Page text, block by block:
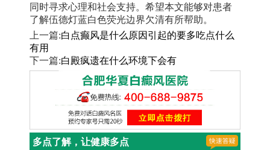
同时寻求心理和社会支持。希望本文能够对患者
了解伍德灯蓝白色荧光边界欠清有所帮助。
上一篇:白点癫风是什么原因引起的要多吃点什么
有用
下一篇:白殿疯遗在什么环境下会有
多点了解，让健康多点